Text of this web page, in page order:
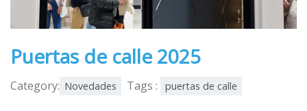
Puertas de calle 2025
Category: Novedades Tags : puertas de calle